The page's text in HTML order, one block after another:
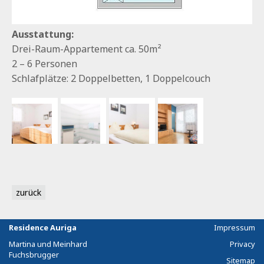
Ausstattung:
Drei-Raum-Appartement ca. 50m²
2 – 6 Personen
Schlafplätze: 2 Doppelbetten, 1 Doppelcouch
zurück
Residence Auriga
Martina und Meinhard
Fuchsbrugger
Impressum
Privacy
Sitemap